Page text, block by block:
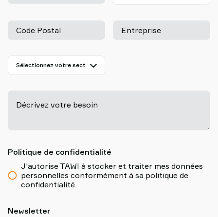
Code Postal Entreprise
Décrivez votre besoin
Politique de confidentialité
J'autorise TAWI à stocker et traiter mes données
personnelles conformément à sa politique de
confidentialité
Newsletter